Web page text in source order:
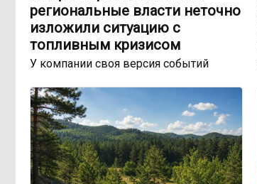
региональные власти неточно
изложили ситуацию с
топливным кризисом
У компании своя версия событий